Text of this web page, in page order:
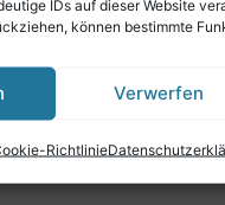
IDs auf dieser Website
können bestimmte
Verwerfen
Richtlinie